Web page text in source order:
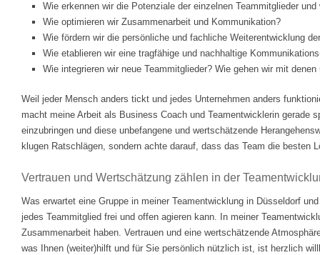
Wie erkennen wir die Potenziale der einzelnen Teammitglieder
Wie optimieren wir Zusammenarbeit und Kommunikation?
Wie fördern wir die persönliche und fachliche Weiterentwicklung
Wie etablieren wir eine tragfähige und nachhaltige
Wie integrieren wir neue Teammitglieder? Wie gehen wir mit
Weil jeder Mensch anders tickt und jedes Unternehmen anders
macht meine Arbeit als Business Coach und Teamentwicklerin gerade
einzubringen und diese unbefangene und wertschätzende
klugen Ratschlägen, sondern achte darauf, dass das Team die
Vertrauen und Wertschätzung zählen in der
Was erwartet eine Gruppe in meiner Teamentwicklung in Düsseldorf
jedes Teammitglied frei und offen agieren kann. In meiner
Zusammenarbeit haben. Vertrauen und eine wertschätzende
was Ihnen (weiter)hilft und für Sie persönlich nützlich ist, ist herzlich